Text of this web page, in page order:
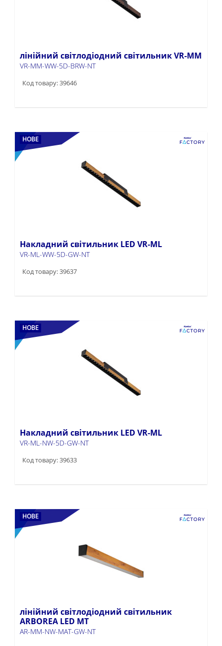
лінійний світлодіодний світильник VR-MM
VR-MM-WW-5D-BRW-NT
Код товару: 39646
НОВЕ
Накладний світильник LED VR-ML
VR-ML-WW-5D-GW-NT
Код товару: 39637
НОВЕ
Накладний світильник LED VR-ML
VR-ML-NW-5D-GW-NT
Код товару: 39633
НОВЕ
лінійний світлодіодний світильник
ARBOREA LED MT
AR-MM-NW-MAT-GW-NT